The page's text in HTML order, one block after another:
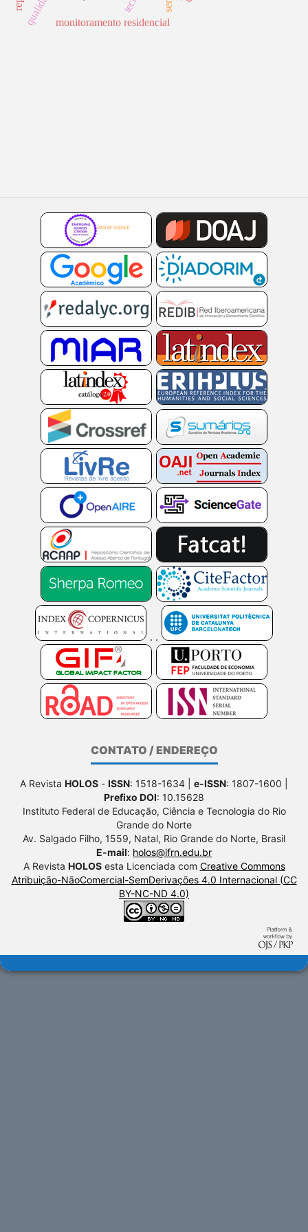
monitoramento residencial
CONTATO / ENDEREÇO
A Revista HOLOS - ISSN: 1518-1634 | e-ISSN: 1807-1600 |
Prefixo DOI: 10.15628
Instituto Federal de Educação, Ciência e Tecnologia do Rio
Grande do Norte
Av. Salgado Filho, 1559, Natal, Rio Grande do Norte, Brasil
E-mail: holos@ifrn.edu.br
A Revista HOLOSesta Licenciada com Creative Commons
Atribuição-NãoComercial-SemDerivações 4.0 Internacional (CC
BY-NC-ND 4.0)